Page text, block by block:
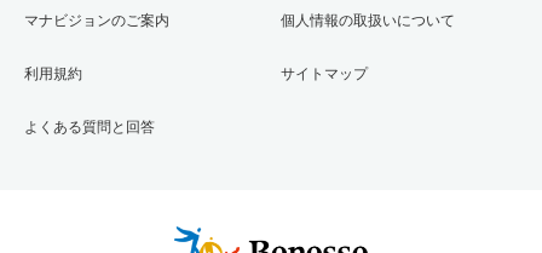
マナビジョンのご案内
利用規約
よくある質問と回答
個人情報の取扱いについて
サイトマップ